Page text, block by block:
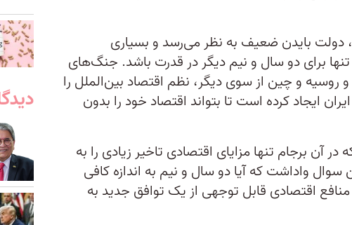
با این حال، در ماه مه ۲۰۲۲، دولت بایدن ضعیف به نظر می‌رسد و بسیاری
برای دو سال و نیم دیگر در قدرت باشد. جنگ‌های
و چین از سوی دیگر، نظم اقتصاد بین‌الملل را
ایجاد کرده است تا بتواند اقتصاد خود را بدون
در آن برجام تنها مزایای اقتصادی تاخیر زیادی را به
سوال واداشت که آیا دو سال و نیم به اندازه کافی
منافع اقتصادی قابل توجهی از یک توافق جدید به